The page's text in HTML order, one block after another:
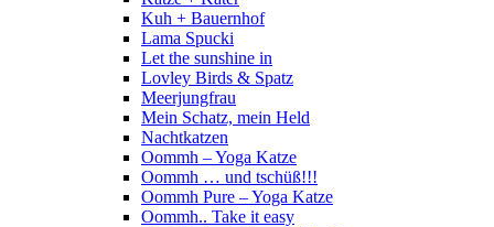
Kuh + Bauernhof
Lama Spucki
Let the sunshine in
Lovley Birds & Spatz
Meerjungfrau
Mein Schatz, mein Held
Nachtkatzen
Oommh – Yoga Katze
Oommh … und tschüß!!!
Oommh Pure – Yoga Katze
Oommh.. Take it easy